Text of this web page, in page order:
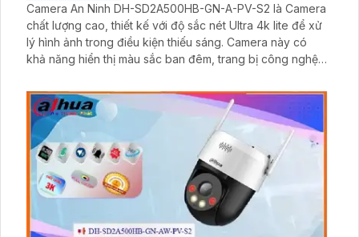
Camera An Ninh DH-SD2A500HB-GN-A-PV-S2 là Camera
chất lượng cao, thiết kế với độ sắc nét Ultra 4k lite để xử
lý hình ảnh trong điều kiện thiếu sáng. Camera này có
khả năng hiển thị màu sắc ban đêm, trang bị công nghệ
hình ảnh Sony STARVIS CMOS, camera có khả năng
chụp hình sắc nét và chất lượng cao